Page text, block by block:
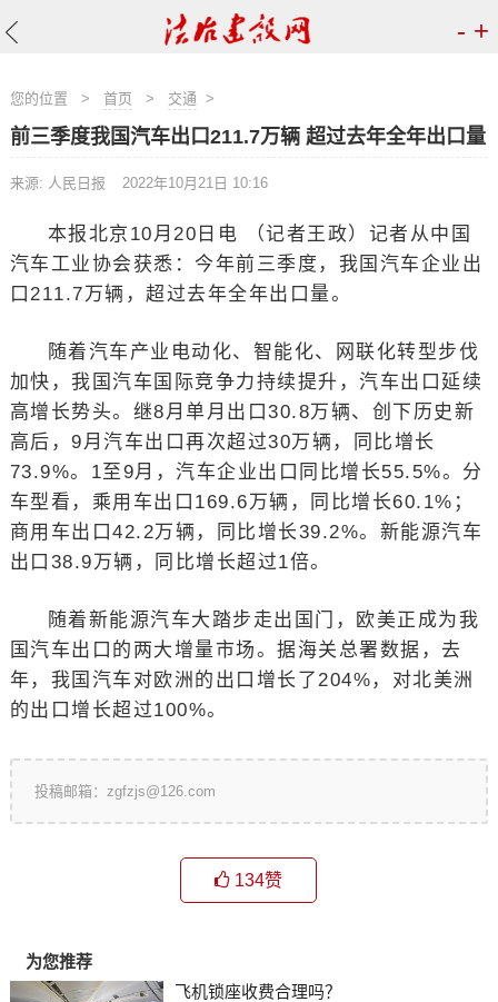
- +
您的位置 > 首页 > 交通 >
前三季度我国汽车出口211.7万辆 超过去年全年出口量
来源: 人民日报 2022年10月21日 10:16
本报北京10月20日电 （记者王政）记者从中国
汽车工业协会获悉：今年前三季度，我国汽车企业出
口211.7万辆，超过去年全年出口量。
随着汽车产业电动化、智能化、网联化转型步伐
加快，我国汽车国际竞争力持续提升，汽车出口延续
高增长势头。继8月单月出口30.8万辆、创下历史新
高后，9月汽车出口再次超过30万辆，同比增长
73.9%。1至9月，汽车企业出口同比增长55.5%。分
车型看，乘用车出口169.6万辆，同比增长60.1%；
商用车出口42.2万辆，同比增长39.2%。新能源汽车
出口38.9万辆，同比增长超过1倍。
随着新能源汽车大踏步走出国门，欧美正成为我
国汽车出口的两大增量市场。据海关总署数据，去
年，我国汽车对欧洲的出口增长了204%，对北美洲
的出口增长超过100%。
投稿邮箱：zgfzjs@126.com
134赞
为您推荐
飞机锁座收费合理吗？